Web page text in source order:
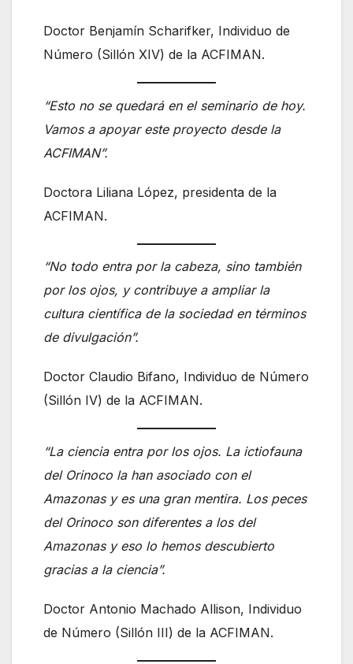
Doctor Benjamín Scharifker, Individuo de
Número (Sillón XIV) de la ACFIMAN.
“Esto no se quedará en el seminario de hoy.
Vamos a apoyar este proyecto desde la
ACFIMAN”.
Doctora Liliana López, presidenta de la
ACFIMAN.
“No todo entra por la cabeza, sino también
por los ojos, y contribuye a ampliar la
cultura científica de la sociedad en términos
de divulgación”.
Doctor Claudio Bifano, Individuo de Número
(Sillón IV) de la ACFIMAN.
“La ciencia entra por los ojos. La ictiofauna
del Orinoco la han asociado con el
Amazonas y es una gran mentira. Los peces
del Orinoco son diferentes a los del
Amazonas y eso lo hemos descubierto
gracias a la ciencia”.
Doctor Antonio Machado Allison, Individuo
de Número (Sillón III) de la ACFIMAN.